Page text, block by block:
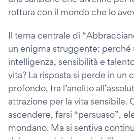
rottura con il mondo che lo
Il tema centrale di
un enigma struggente: perché
intelligenza, sensibilità e
vita? La risposta si perde in un
profondo, tra l’anelito
attrazione per la vita sensibile.
ascendere, farsi “persuaso”,
mondano. Ma si sentiva